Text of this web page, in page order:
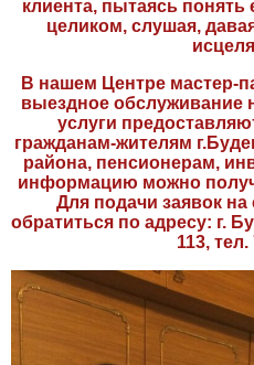
клиента, пытаясь понять
целиком, слушая,
В нашем Центре мастер-
выездное обслуживание
услуги
гражданам-жителям
района, пенсионерам,
информацию можно
Для подачи заявок
обратиться по адресу: г.
113, тел.